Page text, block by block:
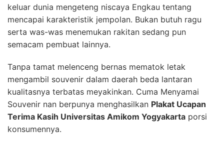
keluar dunia mengeteng niscaya Engkau tentang
mencapai karakteristik jempolan. Bukan butuh ragu
serta was-was menemukan rakitan sedang pun
semacam pembuat lainnya.
Tanpa tamat melenceng bernas mematok letak
mengambil souvenir dalam daerah beda lantaran
kualitasnya terbatas meyakinkan. Cuma Menyamai
Souvenir nan berpunya menghasilkan Plakat Ucapan
Terima Kasih Universitas Amikom Yogyakarta porsi
konsumennya.